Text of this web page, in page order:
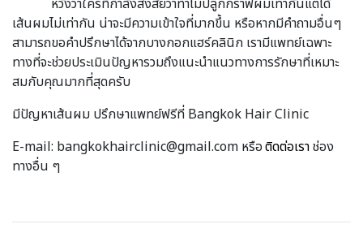
หวังว่าใครที่กำลังสงสัยว่าทำไมปลูกกราฟผมเท่ากันแต่ได้
เส้นผมไม่เท่ากัน น่าจะมีความเข้าใจที่มากขึ้น หรือหากมีคำถามอื่นๆ
สามารถขอคำปรึกษาได้จากบางกอกแฮร์คลินิก เรามีแพทย์เฉพาะ
ทางที่จะช่วยประเมินปัญหารวมถึงแนะนำแนวทางการรักษาที่เหมาะ
สมกับคุณมากที่สุดครับ
มีปัญหาเส้นผม ปรึกษาแพทย์ฟรีที่ Bangkok Hair Clinic
E-mail: bangkokhairclinic@gmail.com หรือติดต่อเราช่อง
ทางอื่น ๆ